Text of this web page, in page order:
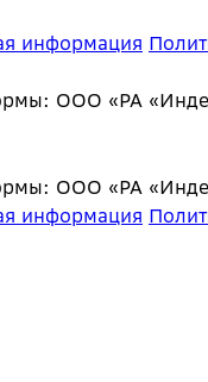
информация
ООО «РА
ООО «РА
информация